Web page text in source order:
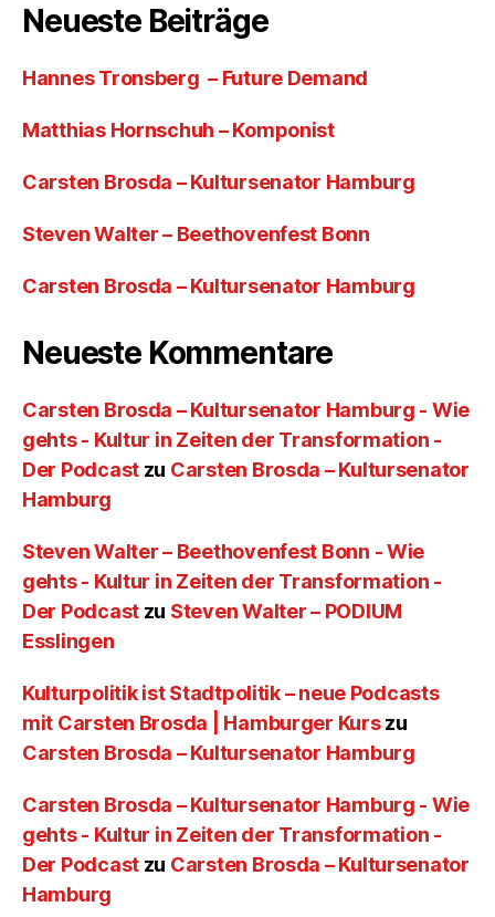
Neueste Beiträge
Hannes Tronsberg – Future Demand
Matthias Hornschuh – Komponist
Carsten Brosda – Kultursenator Hamburg
Steven Walter – Beethovenfest Bonn
Carsten Brosda – Kultursenator Hamburg
Neueste Kommentare
Carsten Brosda – Kultursenator Hamburg - Wie
gehts - Kultur in Zeiten der Transformation -
Der Podcast zu Carsten Brosda – Kultursenator
Hamburg
Steven Walter – Beethovenfest Bonn - Wie
gehts - Kultur in Zeiten der Transformation -
Der Podcast zu Steven Walter – PODIUM
Esslingen
Kulturpolitik ist Stadtpolitik – neue Podcasts
mit Carsten Brosda | Hamburger Kurszu
Carsten Brosda – Kultursenator Hamburg
Carsten Brosda – Kultursenator Hamburg - Wie
gehts - Kultur in Zeiten der Transformation -
Der Podcast zu Carsten Brosda – Kultursenator
Hamburg